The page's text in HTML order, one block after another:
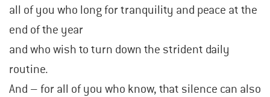
all of you who long for tranquility and peace at the
end of the year
and who wish to turn down the strident daily
routine.
And – for all of you who know, that silence can also